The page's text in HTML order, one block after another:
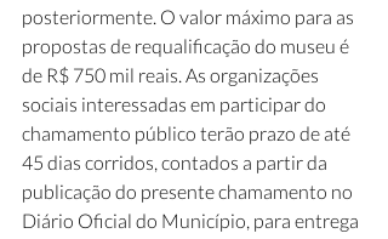
posteriormente. O valor máximo para as
propostas de requalificação do museu é
de R$ 750 mil reais. As organizações
sociais interessadas em participar do
chamamento público terão prazo de até
45 dias corridos, contados a partir da
publicação do presente chamamento no
Diário Oficial do Município, para entrega